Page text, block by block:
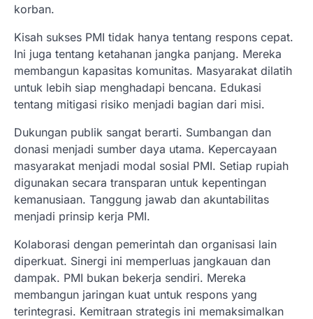
korban.
Kisah sukses PMI tidak hanya tentang respons cepat.
Ini juga tentang ketahanan jangka panjang. Mereka
membangun kapasitas komunitas. Masyarakat dilatih
untuk lebih siap menghadapi bencana. Edukasi
tentang mitigasi risiko menjadi bagian dari misi.
Dukungan publik sangat berarti. Sumbangan dan
donasi menjadi sumber daya utama. Kepercayaan
masyarakat menjadi modal sosial PMI. Setiap rupiah
digunakan secara transparan untuk kepentingan
kemanusiaan. Tanggung jawab dan akuntabilitas
menjadi prinsip kerja PMI.
Kolaborasi dengan pemerintah dan organisasi lain
diperkuat. Sinergi ini memperluas jangkauan dan
dampak. PMI bukan bekerja sendiri. Mereka
membangun jaringan kuat untuk respons yang
terintegrasi. Kemitraan strategis ini memaksimalkan